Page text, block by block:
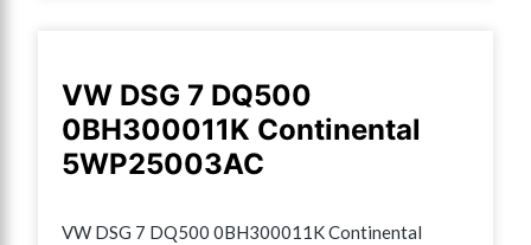
VW DSG 7 DQ500
0BH300011K Continental
5WP25003AC
VW DSG 7 DQ500 0BH300011K Continental